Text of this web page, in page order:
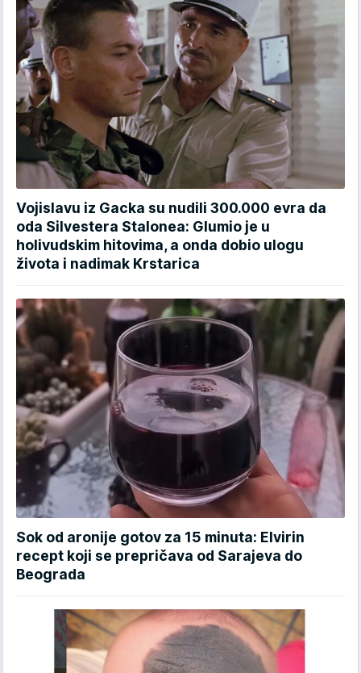
Vojislavu iz Gacka su nudili 300.000 evra da
oda Silvestera Stalonea: Glumio je u
holivudskim hitovima, a onda dobio ulogu
života i nadimak Krstarica
Sok od aronije gotov za 15 minuta: Elvirin
recept koji se prepričava od Sarajeva do
Beograda